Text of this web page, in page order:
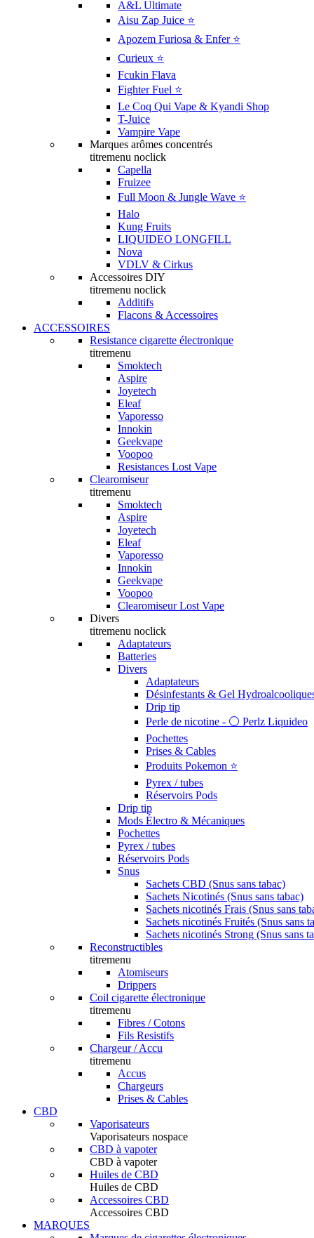
A&L Ultimate
Aisu Zap Juice ⭐️
Apozem Furiosa & Enfer ⭐️
Curieux ⭐️
Fcukin Flava
Fighter Fuel ⭐️
Le Coq Qui Vape & Kyandi Shop
T-Juice
Vampire Vape
Marques arômes concentrés
titremenu noclick
Capella
Fruizee
Full Moon & Jungle Wave ⭐️
Halo
Kung Fruits
LIQUIDEO LONGFILL
Nova
VDLV & Cirkus
Accessoires DIY
titremenu noclick
Additifs
Flacons & Accessoires
ACCESSOIRES
Resistance cigarette électronique
titremenu
Smoktech
Aspire
Joyetech
Eleaf
Vaporesso
Innokin
Geekvape
Voopoo
Resistances Lost Vape
Clearomiseur
titremenu
Smoktech
Aspire
Joyetech
Eleaf
Vaporesso
Innokin
Geekvape
Voopoo
Clearomiseur Lost Vape
Divers
titremenu noclick
Adaptateurs
Batteries
Divers
Adaptateurs
Désinfestants & Gel
Drip tip
Perle de nicotine - ⚪️ Perlz Liquideo
Pochettes
Prises & Cables
Produits Pokemon ⭐️
Pyrex / tubes
Réservoirs Pods
Drip tip
Mods Électro & Mécaniques
Pochettes
Pyrex / tubes
Réservoirs Pods
Snus
Sachets CBD (Snus sans tabac)
Sachets Nicotinés (Snus sans tabac)
Sachets nicotinés Frais (Snus sans
Sachets nicotinés Fruités (Snus sans
Sachets nicotinés Strong (Snus sans
Reconstructibles
titremenu
Atomiseurs
Drippers
Coil cigarette électronique
titremenu
Fibres / Cotons
Fils Resistifs
Chargeur / Accu
titremenu
Accus
Chargeurs
Prises & Cables
CBD
Vaporisateurs
Vaporisateurs nospace
CBD à vapoter
CBD à vapoter
Huiles de CBD
Huiles de CBD
Accessoires CBD
Accessoires CBD
MARQUES